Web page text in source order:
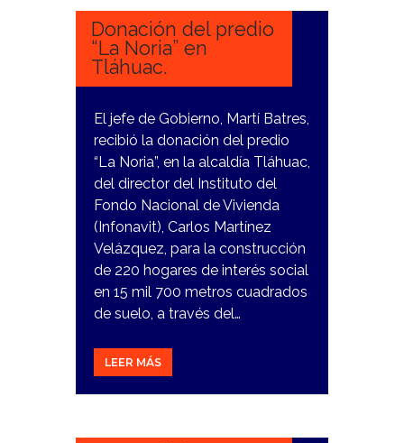
Donación del predio
“La Noria” en
Tláhuac.
El jefe de Gobierno, Martí Batres,
recibió la donación del predio
“La Noria”, en la alcaldía Tláhuac,
del director del Instituto del
Fondo Nacional de Vivienda
(Infonavit), Carlos Martínez
Velázquez, para la construcción
de 220 hogares de interés social
en 15 mil 700 metros cuadrados
de suelo, a través del…
LEER MÁS
28